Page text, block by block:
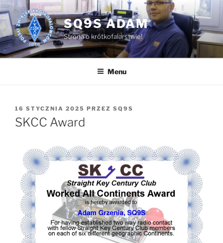
Przejdź
do
treści
SQ9S ADAM
Strona o krótkofalarstwie!
Menu
OPUBLIKOWANE
W
16 STYCZNIA 2025 PRZEZ SQ9S
SKCC Award